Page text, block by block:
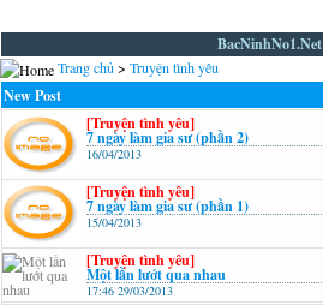
BacNinhNo1.Net
Trang chủ> Truyện tình yêu
New Post
[Truyện tình yêu]
7 ngày làm gia sư (phần 2)
16/04/2013
[Truyện tình yêu]
7 ngày làm gia sư (phần 1)
15/04/2013
[Truyện tình yêu]
Một lần lướt qua nhau
17:46 29/03/2013